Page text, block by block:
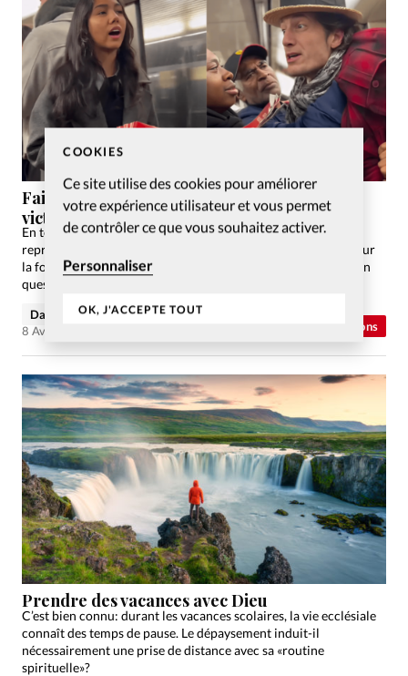
COOKIES
Ce site utilise des cookies pour améliorer
votre expérience utilisateur et vous permet
de contrôler ce que vous souhaitez activer.
Personnaliser
OK, J'ACCEPTE TOUT
Opinions
Faith checking: Entre persécution et
victimisation
En toute bienveillance, avec un brin d’ironie, cette rubrique
reprend des informations fausses, incomplètes ou erronées sur
la foi chrétienne. Ce mois-ci, nous aimerions nous remettre en
question.
David Métreau
8 Avr 2025
Prendre des vacances avec Dieu
C’est bien connu: durant les vacances scolaires, la vie ecclésiale
connaît des temps de pause. Le dépaysement induit-il
nécessairement une prise de distance avec sa «routine
spirituelle»?